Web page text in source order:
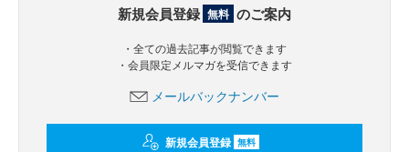
新規会員登録 無料 のご案内
・全ての過去記事が閲覧できます
・会員限定メルマガを受信できます
メールバックナンバー
新規会員登録 無料